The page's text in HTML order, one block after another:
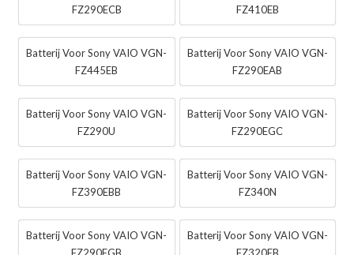
FZ290ECB
FZ410EB
Batterij Voor Sony VAIO VGN-
FZ445EB
Batterij Voor Sony VAIO VGN-
FZ290EAB
Batterij Voor Sony VAIO VGN-
FZ290U
Batterij Voor Sony VAIO VGN-
FZ290EGC
Batterij Voor Sony VAIO VGN-
FZ390EBB
Batterij Voor Sony VAIO VGN-
FZ340N
Batterij Voor Sony VAIO VGN-
Batterij Voor Sony VAIO VGN-